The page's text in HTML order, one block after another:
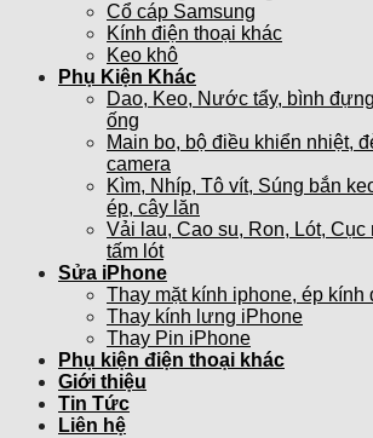
Cổ cáp Samsung
Kính điện thoại khác
Keo khô
Phụ Kiện Khác
Dao, Keo, Nước tẩy, bình
ống
Main bo, bộ điều khiển nhiệt,
camera
Kìm, Nhíp, Tô vít, Súng bắn
ép, cây lăn
Vải lau, Cao su, Ron, Lót, Cục
tấm lót
Sửa iPhone
Thay mặt kính iphone, ép kính
Thay kính lưng iPhone
Thay Pin iPhone
Phụ kiện điện thoại khác
Giới thiệu
Tin Tức
Liên hệ